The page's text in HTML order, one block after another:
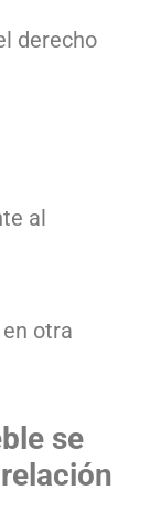
derecho
al
otra
se